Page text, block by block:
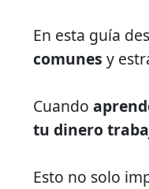
En esta guía
comunes y
Cuando
tu dinero
Esto no solo